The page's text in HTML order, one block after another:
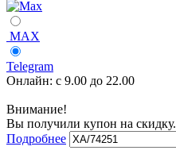
MAX
Telegram
Онлайн: с 9.00 до 22.00
Внимание!
Вы получили купон на скидку.
Подробнее